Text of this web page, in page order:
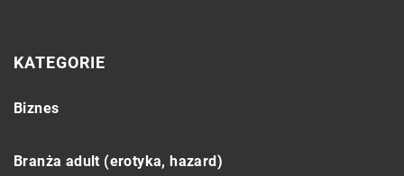
KATEGORIE
Biznes
Branża adult (erotyka, hazard)